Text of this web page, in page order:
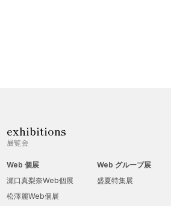
exhibitions
展覧会
Web 個展
瀬口真梨奈Web個展
松澤麗Web個展
Web グループ展
盛夏特集展